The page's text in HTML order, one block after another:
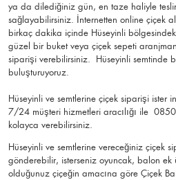
ya da dilediğiniz gün, en taze haliyle
sağlayabilirsiniz. İnternetten online çiçek
birkaç dakika içinde Hüseyinli
güzel bir buket veya çiçek sepeti
siparişi verebilirsiniz. Hüseyinli semtinde
buluşturuyoruz.
Hüseyinli ve semtlerine çiçek siparişi ister
7/24 müşteri hizmetleri aracılığı ile
kolayca verebilirsiniz.
Hüseyinli ve semtlerine vereceğiniz çiçek
gönderebilir, isterseniz oyuncak, balon
olduğunuz çiçeğin amacına göre Çiçek